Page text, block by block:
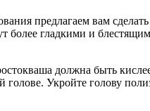
предлагаем вам сделать
более гладкими и
должна быть
голове. Укройте голову